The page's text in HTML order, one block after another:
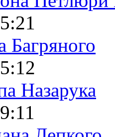
Багряного
Назарука